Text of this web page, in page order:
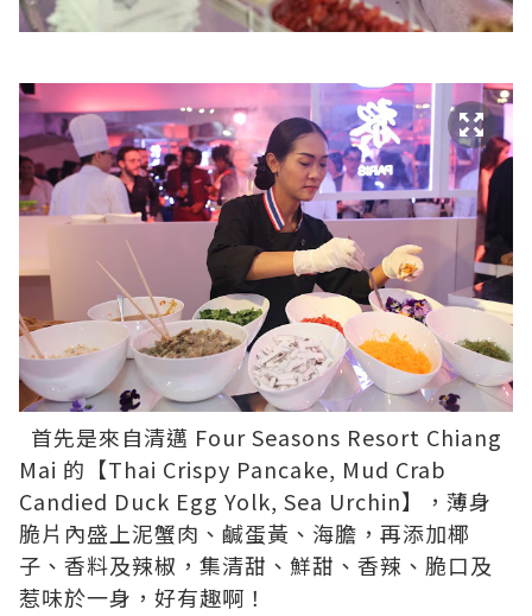
首先是來自清邁 Four Seasons Resort Chiang
Mai 的【Thai Crispy Pancake, Mud Crab
Candied Duck Egg Yolk, Sea Urchin】，薄身
脆片內盛上泥蟹肉、鹹蛋黃、海膽，再添加椰
子、香料及辣椒，集清甜、鮮甜、香辣、脆口及
惹味於一身，好有趣啊！